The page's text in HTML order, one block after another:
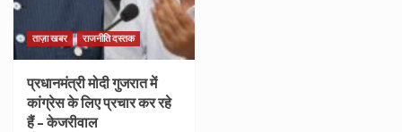
ताज़ा खबर राजनीति दस्तक
प्रधानमंत्री मोदी गुजरात में
कांग्रेस के लिए प्रचार कर रहे
हैं – केजरीवाल